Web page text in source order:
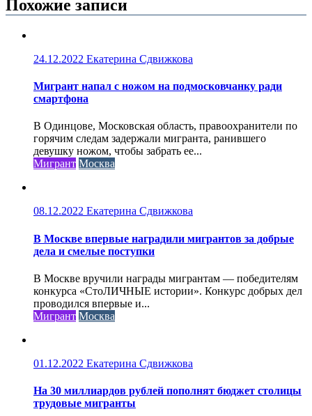
Похожие записи
24.12.2022 Екатерина Сдвижкова
Мигрант напал с ножом на подмосковчанку ради
смартфона
В Одинцове, Московская область, правоохранители по
горячим следам задержали мигранта, ранившего
девушку ножом, чтобы забрать ее...
Мигрант Москва
08.12.2022 Екатерина Сдвижкова
В Москве впервые наградили мигрантов за добрые
дела и смелые поступки
В Москве вручили награды мигрантам — победителям
конкурса «СтоЛИЧНЫЕ истории». Конкурс добрых дел
проводился впервые и...
Мигрант Москва
01.12.2022 Екатерина Сдвижкова
На 30 миллиардов рублей пополнят бюджет столицы
трудовые мигранты